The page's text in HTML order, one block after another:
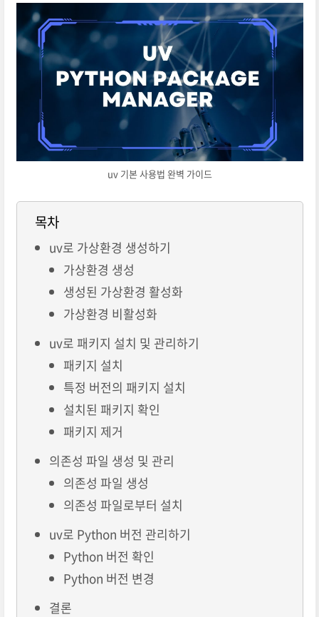
uv 기본 사용법 완벽 가이드
목차
uv로 가상환경 생성하기
가상환경 생성
생성된 가상환경 활성화
가상환경 비활성화
uv로 패키지 설치 및 관리하기
패키지 설치
특정 버전의 패키지 설치
설치된 패키지 확인
패키지 제거
의존성 파일 생성 및 관리
의존성 파일 생성
의존성 파일로부터 설치
uv로 Python 버전 관리하기
Python 버전 확인
Python 버전 변경
결론